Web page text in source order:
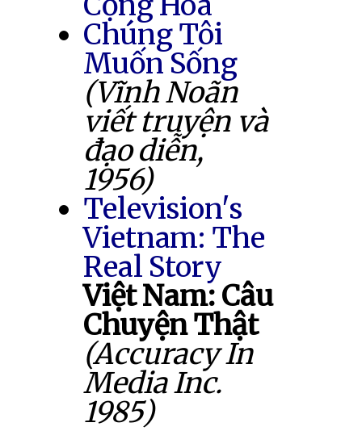
Chúng Tôi
Muốn Sống
(Vĩnh Noãn
viết truyện và
đạo diễn,
1956)
Television's
Vietnam: The
Real Story
Việt Nam: Câu
Chuyện Thật
(Accuracy In
Media Inc.
1985)